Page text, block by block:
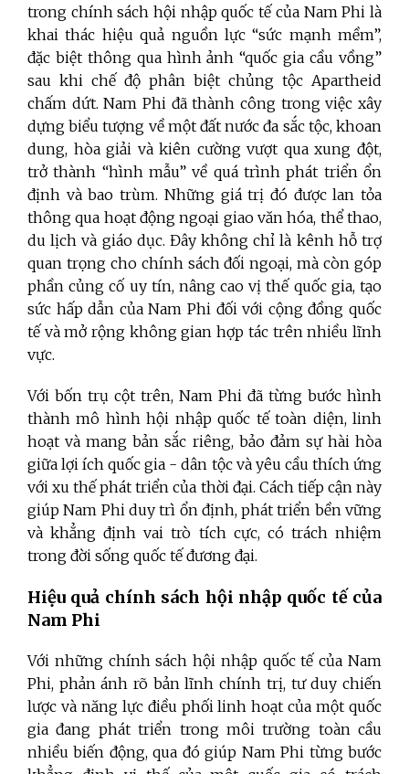
trong chính sách hội nhập quốc tế của Nam Phi là
khai thác hiệu quả nguồn lực “sức mạnh mềm”,
đặc biệt thông qua hình ảnh “quốc gia cầu vồng”
sau khi chế độ phân biệt chủng tộc Apartheid
chấm dứt. Nam Phi đã thành công trong việc xây
dựng biểu tượng về một đất nước đa sắc tộc, khoan
dung, hòa giải và kiên cường vượt qua xung đột,
trở thành “hình mẫu” về quá trình phát triển ổn
định và bao trùm. Những giá trị đó được lan tỏa
thông qua hoạt động ngoại giao văn hóa, thể thao,
du lịch và giáo dục. Đây không chỉ là kênh hỗ trợ
quan trọng cho chính sách đối ngoại, mà còn góp
phần củng cố uy tín, nâng cao vị thế quốc gia, tạo
sức hấp dẫn của Nam Phi đối với cộng đồng quốc
tế và mở rộng không gian hợp tác trên nhiều lĩnh
vực.
Với bốn trụ cột trên, Nam Phi đã từng bước hình
thành mô hình hội nhập quốc tế toàn diện, linh
hoạt và mang bản sắc riêng, bảo đảm sự hài hòa
giữa lợi ích quốc gia - dân tộc và yêu cầu thích ứng
với xu thế phát triển của thời đại. Cách tiếp cận này
giúp Nam Phi duy trì ổn định, phát triển bền vững
và khẳng định vai trò tích cực, có trách nhiệm
trong đời sống quốc tế đương đại.
Hiệu quả chính sách hội nhập quốc tế của
Nam Phi
Với những chính sách hội nhập quốc tế của Nam
Phi, phản ánh rõ bản lĩnh chính trị, tư duy chiến
lược và năng lực điều phối linh hoạt của một quốc
gia đang phát triển trong môi trường toàn cầu
nhiều biến động, qua đó giúp Nam Phi từng bước